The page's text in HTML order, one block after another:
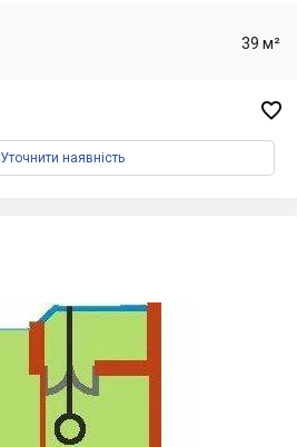
39 м²

Уточнити наявність